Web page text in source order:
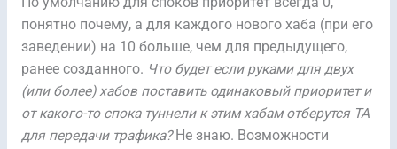
понятно почему, а для каждого нового хаба (при его
заведении) на 10 больше, чем для предыдущего,
ранее созданного. Что будет если руками для двух
(или более) хабов поставить одинаковый приоритет и
от какого-то спока туннели к этим хабам отберутся TA
для передачи трафика?Не знаю. Возможности